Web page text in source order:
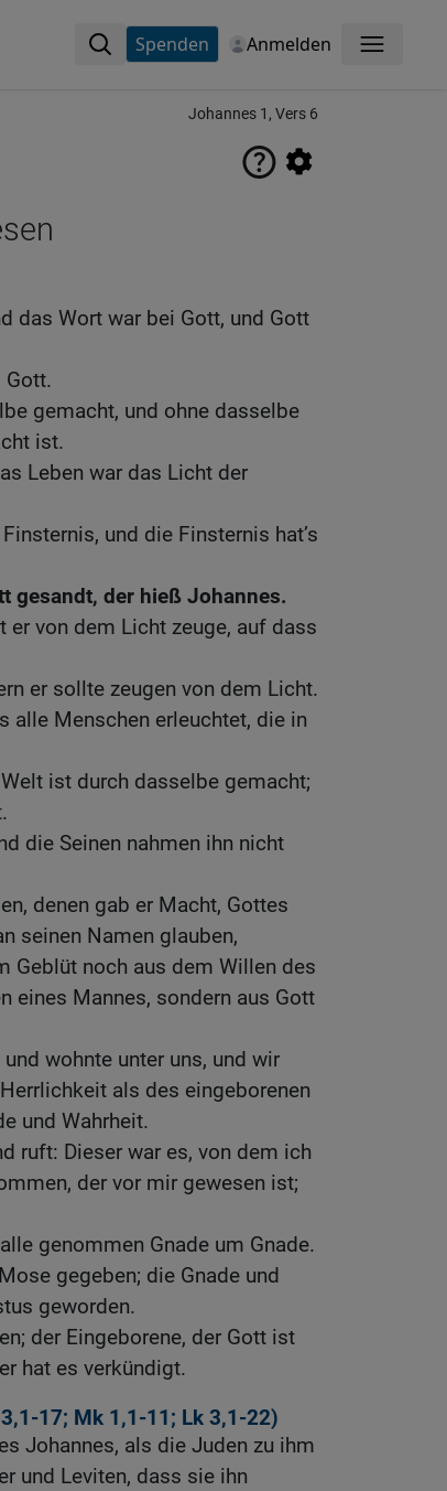
Spenden Anmelden Menü
Johannes 1, Vers 6
das Wort war bei Gott, und Gott
Gott.
gemacht, und ohne dasselbe
ist.
Leben war das Licht der
und die Finsternis hat’s
gesandt, der hieß Johannes.
er von dem Licht zeuge, auf dass
er sollte zeugen von dem Licht.
alle Menschen erleuchtet, die in
ist durch dasselbe gemacht;
die Seinen nahmen ihn nicht
denen gab er Macht, Gottes
seinen Namen glauben,
Geblüt noch aus dem Willen des
eines Mannes, sondern aus Gott
wohnte unter uns, und wir
als des eingeborenen
und Wahrheit.
ruft: Dieser war es, von dem ich
der vor mir gewesen ist;
genommen Gnade um Gnade.
gegeben; die Gnade und
geworden.
der Eingeborene, der Gott ist
hat es verkündigt.
17; Mk 1,1-11; Lk 3,1-22)
Johannes, als die Juden zu ihm
und Leviten, dass sie ihn